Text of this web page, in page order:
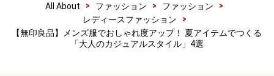
All About > ファッション > ファッション
>
レディースファッション
>
【無印良品】メンズ服でおしゃれ度アップ！ 夏アイテムでつくる
「大人のカジュアルスタイル」4選